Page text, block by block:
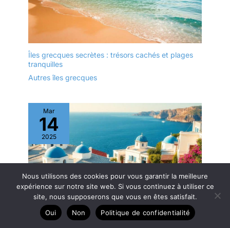
Îles grecques secrètes : trésors cachés et plages
tranquilles
Autres îles grecques
Mar
14
2025
Patrimoine culturel des Sporades à ne pas manquer
Nous utilisons des cookies pour vous garantir la meilleure
expérience sur notre site web. Si vous continuez à utiliser ce
site, nous supposerons que vous en êtes satisfait.
Oui
Non Politique de confidentialité